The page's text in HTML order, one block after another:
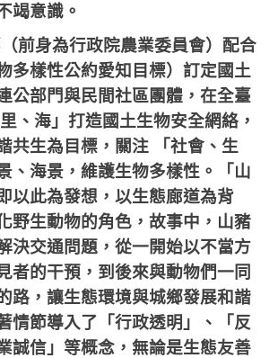
竭意識。
前身為行政院農業委員會）配合
多樣性公約愛知目標）訂定國土
公部門與民間社區團體，在全臺
里、海」打造國土生物安全網絡，
共生為目標，關注
「社會、生
、海景，維護生物多樣性。「山
以此為發想，以生態廊道為背
野生動物的角色，故事中，山豬
決交通問題，從一開始以不當方
者的干預，到後來與動物們一同
路，讓生態環境與城鄉發展和諧
情節導入了「行政透明」、「反
誠信」等概念，無論是生態友善